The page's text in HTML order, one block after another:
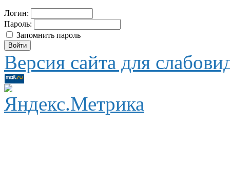
Логин:
Пароль:
Запомнить пароль
Версия сайта для